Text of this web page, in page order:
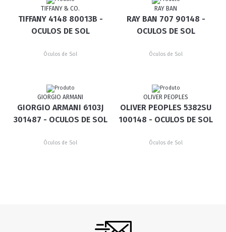
TIFFANY & CO.
TIFFANY 4148 80013B -
OCULOS DE SOL
Óculos de Sol
RAY BAN
RAY BAN 707 90148 -
OCULOS DE SOL
Óculos de Sol
GIORGIO ARMANI
GIORGIO ARMANI 6103J
301487 - OCULOS DE SOL
Óculos de Sol
OLIVER PEOPLES
OLIVER PEOPLES 5382SU
100148 - OCULOS DE SOL
Óculos de Sol